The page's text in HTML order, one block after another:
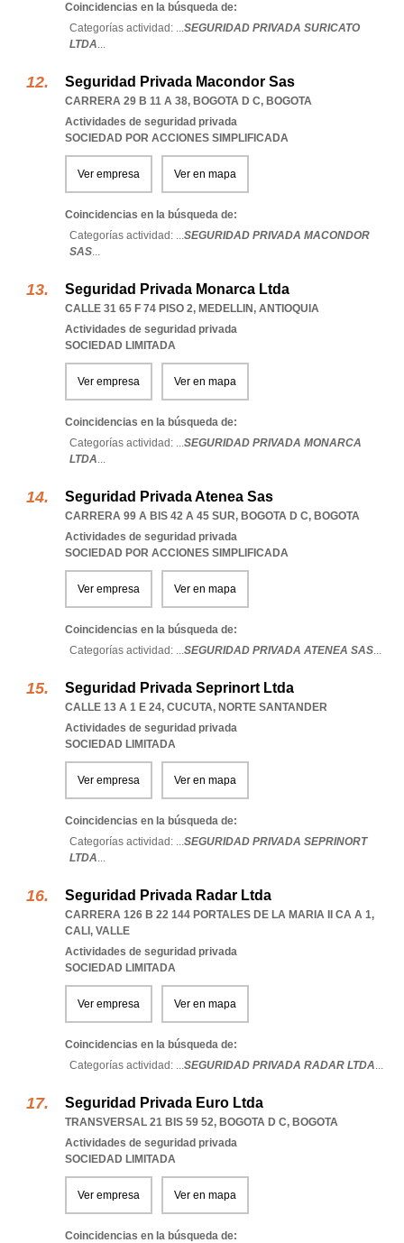
Coincidencias en la búsqueda de:
Categorías actividad: ...SEGURIDAD PRIVADA SURICATO
LTDA...
Seguridad Privada Macondor Sas
CARRERA 29 B 11 A 38, BOGOTA D C, BOGOTA
Actividades de seguridad privada
SOCIEDAD POR ACCIONES SIMPLIFICADA
Ver empresa Ver en mapa
Coincidencias en la búsqueda de:
Categorías actividad: ...SEGURIDAD PRIVADA MACONDOR
SAS...
Seguridad Privada Monarca Ltda
CALLE 31 65 F 74 PISO 2, MEDELLIN, ANTIOQUIA
Actividades de seguridad privada
SOCIEDAD LIMITADA
Ver empresa Ver en mapa
Coincidencias en la búsqueda de:
Categorías actividad: ...SEGURIDAD PRIVADA MONARCA
LTDA...
Seguridad Privada Atenea Sas
CARRERA 99 A BIS 42 A 45 SUR, BOGOTA D C, BOGOTA
Actividades de seguridad privada
SOCIEDAD POR ACCIONES SIMPLIFICADA
Ver empresa Ver en mapa
Coincidencias en la búsqueda de:
Categorías actividad: ...SEGURIDAD PRIVADA ATENEA SAS...
Seguridad Privada Seprinort Ltda
CALLE 13 A 1 E 24, CUCUTA, NORTE SANTANDER
Actividades de seguridad privada
SOCIEDAD LIMITADA
Ver empresa Ver en mapa
Coincidencias en la búsqueda de:
Categorías actividad: ...SEGURIDAD PRIVADA SEPRINORT
LTDA...
Seguridad Privada Radar Ltda
CARRERA 126 B 22 144 PORTALES DE LA MARIA II CA A 1,
CALI , VALLE
Actividades de seguridad privada
SOCIEDAD LIMITADA
Ver empresa Ver en mapa
Coincidencias en la búsqueda de:
Categorías actividad: ...SEGURIDAD PRIVADA RADAR LTDA...
Seguridad Privada Euro Ltda
TRANSVERSAL 21 BIS 59 52, BOGOTA D C, BOGOTA
Actividades de seguridad privada
SOCIEDAD LIMITADA
Ver empresa Ver en mapa
Coincidencias en la búsqueda de: